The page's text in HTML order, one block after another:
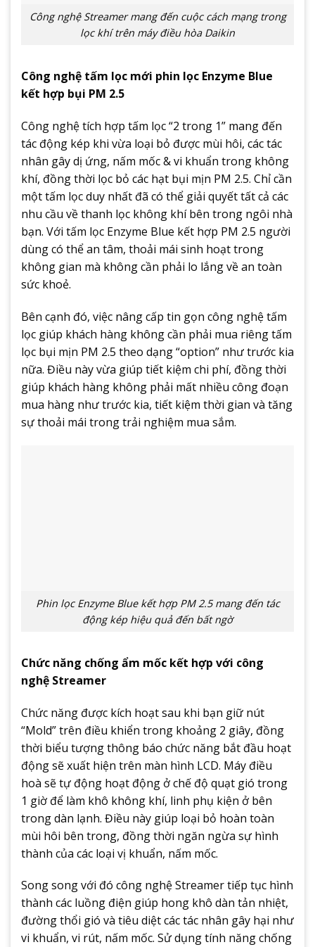
Công nghệ Streamer mang đến cuộc cách mạng trong
lọc khí trên máy điều hòa Daikin
Công nghệ tấm lọc mới phin lọc Enzyme Blue
kết hợp bụi PM 2.5
Công nghệ tích hợp tấm lọc “2 trong 1” mang đến
tác động kép khi vừa loại bỏ được mùi hôi, các tác
nhân gây dị ứng, nấm mốc & vi khuẩn trong không
khí, đồng thời lọc bỏ các hạt bụi mịn PM 2.5. Chỉ cần
một tấm lọc duy nhất đã có thể giải quyết tất cả các
nhu cầu về thanh lọc không khí bên trong ngôi nhà
bạn. Với tấm lọc Enzyme Blue kết hợp PM 2.5 người
dùng có thể an tâm, thoải mái sinh hoạt trong
không gian mà không cần phải lo lắng về an toàn
sức khoẻ.
Bên cạnh đó, việc nâng cấp tin gọn công nghệ tấm
lọc giúp khách hàng không cần phải mua riêng tấm
lọc bụi mịn PM 2.5 theo dạng “option” như trước kia
nữa. Điều này vừa giúp tiết kiệm chi phí, đồng thời
giúp khách hàng không phải mất nhiều công đoạn
mua hàng như trước kia, tiết kiệm thời gian và tăng
sự thoải mái trong trải nghiệm mua sắm.
Phin lọc Enzyme Blue kết hợp PM 2.5 mang đến tác
động kép hiệu quả đến bất ngờ
Chức năng chống ẩm mốc kết hợp với công
nghệ Streamer
Chức năng được kích hoạt sau khi bạn giữ nút
“Mold” trên điều khiển trong khoảng 2 giây, đồng
thời biểu tượng thông báo chức năng bắt đầu hoạt
động sẽ xuất hiện trên màn hình LCD. Máy điều
hoà sẽ tự động hoạt động ở chế độ quạt gió trong
1 giờ để làm khô không khí, linh phụ kiện ở bên
trong dàn lạnh. Điều này giúp loại bỏ hoàn toàn
mùi hôi bên trong, đồng thời ngăn ngừa sự hình
thành của các loại vị khuẩn, nấm mốc.
Song song với đó công nghệ Streamer tiếp tục hình
thành các luồng điện giúp hong khô dàn tản nhiệt,
đường thổi gió và tiêu diệt các tác nhân gây hại như
vi khuẩn, vi rút, nấm mốc. Sử dụng tính năng chống